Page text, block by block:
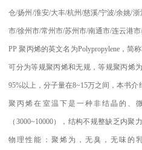
仓/扬州 /淮安/大丰/杭州/慈溪/宁波/余姚/浙
市/徐州市/常州市/苏州市/南通市/连云港市
PP聚丙烯的英文名为Polypropylene，简称
可分为等规聚丙烯和无规，等规聚丙烯
95%以上，分子量在8~15万之间，本书介
聚丙烯在室温下是一种非结晶的、
（ 3000~10000），结构不规整缺乏内聚
物理性能：聚烯为，无臭，无味的